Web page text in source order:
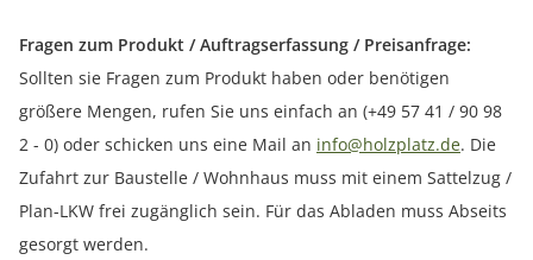
Fragen zum Produkt / Auftragserfassung / Preisanfrage:
Sollten sie Fragen zum Produkt haben oder benötigen
größere Mengen, rufen Sie uns einfach an (+49 57 41 / 90 98
2 - 0) oder schicken uns eine Mail an info@holzplatz.de. Die
Zufahrt zur Baustelle / Wohnhaus muss mit einem Sattelzug /
Plan-LKW frei zugänglich sein. Für das Abladen muss Abseits
gesorgt werden.